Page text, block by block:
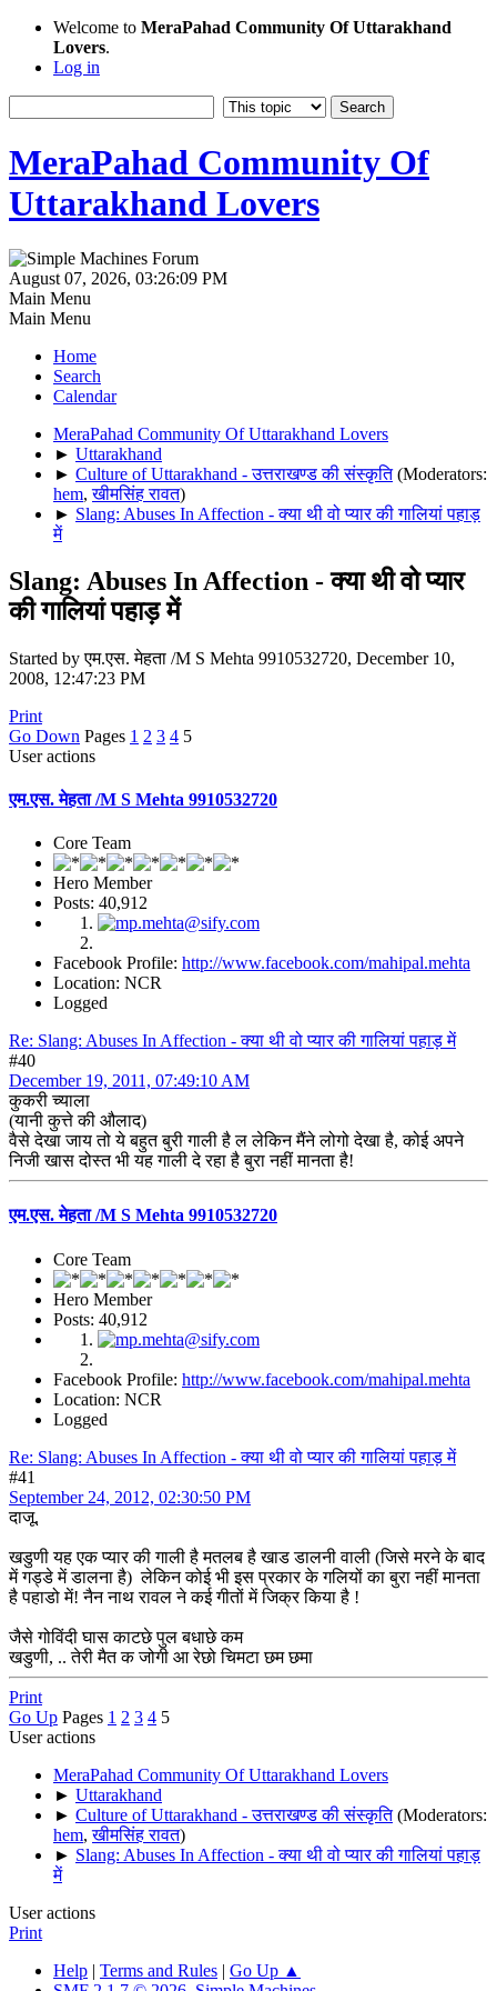
Welcome to MeraPahad Community Of Uttarakhand
Lovers.
Log in
MeraPahad Community Of
Uttarakhand Lovers
August 07, 2026, 03:26:09 PM
Main Menu
Main Menu
Home
Search
Calendar
MeraPahad Community Of Uttarakhand Lovers
► Uttarakhand
► Culture of Uttarakhand - उत्तराखण्ड की संस्कृति (Moderators:
hem,खीमसिंह रावत)
► Slang: Abuses In Affection - क्या थी वो प्यार की गालियां पहाड़
में
Slang: Abuses In Affection - क्या थी वो प्यार
की गालियां पहाड़ में
Started by एम.एस. मेहता /M S Mehta 9910532720, December 10,
2008, 12:47:23 PM
Print
Go Down Pages 1 2 3 4 5
User actions
एम.एस. मेहता /M S Mehta 9910532720
Core Team
Hero Member
Posts: 40,912
Facebook Profile: http://www.facebook.com/mahipal.mehta
Location: NCR
Logged
Re: Slang: Abuses In Affection - क्या थी वो प्यार की गालियां पहाड़ में
#40
December 19, 2011, 07:49:10 AM
कुकरी च्याला
(यानी कुत्ते की औलाद)
वैसे देखा जाय तो ये बहुत बुरी गाली है ल लेकिन मैंने लोगो देखा है, कोई अपने
निजी खास दोस्त भी यह गाली दे रहा है बुरा नहीं मानता है!
एम.एस. मेहता /M S Mehta 9910532720
Core Team
Hero Member
Posts: 40,912
Facebook Profile: http://www.facebook.com/mahipal.mehta
Location: NCR
Logged
Re: Slang: Abuses In Affection - क्या थी वो प्यार की गालियां पहाड़ में
#41
September 24, 2012, 02:30:50 PM
दाजू.
खडुणी यह एक प्यार की गाली है मतलब है खाड डालनी वाली (जिसे मरने के बाद
में गड्डे में डालना है) लेकिन कोई भी इस प्रकार के गलियों का बुरा नहीं मानता
है पहाडो में! नैन नाथ रावल ने कई गीतों में जिक्र किया है !
जैसे गोविंदी घास काटछे पुल बधाछे कम
खडुणी, .. तेरी मैत क जोगी आ रेछो चिमटा छम छमा
Print
Go Up Pages 1 2 3 4 5
User actions
MeraPahad Community Of Uttarakhand Lovers
► Uttarakhand
► Culture of Uttarakhand - उत्तराखण्ड की संस्कृति (Moderators:
hem,खीमसिंह रावत)
► Slang: Abuses In Affection - क्या थी वो प्यार की गालियां पहाड़
में
User actions
Print
Help | Terms and Rules | Go Up ▲